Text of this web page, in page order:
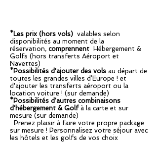
*Les prix (hors vols) valables selon
disponibilités au moment de la
réservation, comprennent
Hébergement &
Golfs (hors transferts Aéroport et
Navettes)
*Possibilités d'ajouter des vols au départ de
toutes les grandes villes d’Europe ! et
d'ajouter les transferts aéroport ou la
location voiture ! (sur demande)
*Possibilités d'autres combinaisons
d'hébergement & Golfà la carte et sur
mesure (sur demande)
Prenez plaisir à faire votre propre package
sur mesure ! Personnalisez votre séjour avec
les hôtels et les golfs de vos choix